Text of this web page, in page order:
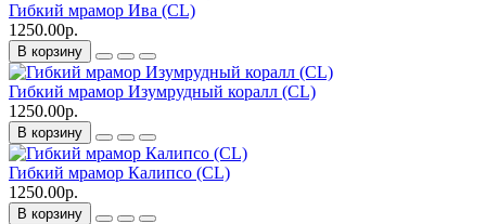
Гибкий мрамор Ива (CL)
1250.00р.
В корзину
Гибкий мрамор Изумрудный коралл (CL)
1250.00р.
В корзину
Гибкий мрамор Калипсо (CL)
1250.00р.
В корзину